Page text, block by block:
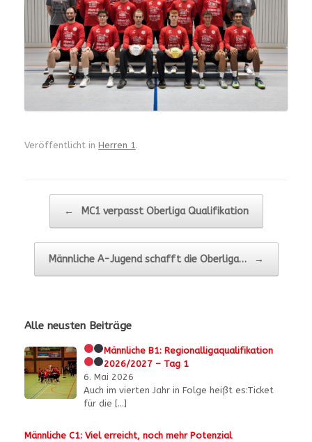
Veröffentlicht in Herren 1.
← MC1 verpasst Oberliga Qualifikation
Männliche A-Jugend schafft die Oberliga… →
Alle neusten Beiträge
Männliche B1:Regionalligaqualifikation
2026/2027 – Tag 1
6. Mai 2026
Auch im vierten Jahr in Folge heißt es:Ticket
für die […]
Männliche C1: Viel erreicht, noch mehr Potenzial